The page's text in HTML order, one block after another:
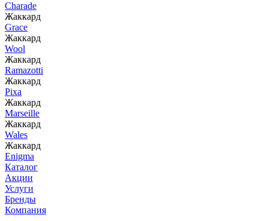
Charade
Жаккард
Grace
Жаккард
Wool
Жаккард
Ramazotti
Жаккард
Pixa
Жаккард
Marseille
Жаккард
Wales
Жаккард
Enigma
Каталог
Акции
Услуги
Бренды
Компания